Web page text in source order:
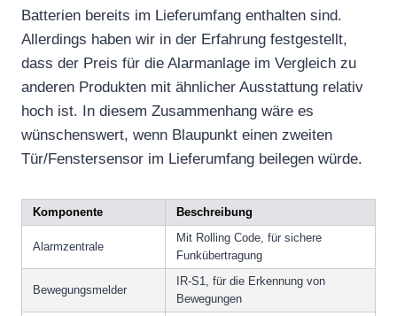
Batterien bereits im Lieferumfang enthalten sind.
Allerdings haben wir in der Erfahrung festgestellt,
dass der Preis für die Alarmanlage im Vergleich zu
anderen Produkten mit ähnlicher Ausstattung relativ
hoch ist. In diesem Zusammenhang wäre es
wünschenswert, wenn Blaupunkt einen zweiten
Tür/Fenstersensor im Lieferumfang beilegen würde.
Komponente Beschreibung
Alarmzentrale
Mit Rolling Code, für sichere
Funkübertragung
Bewegungsmelder
IR-S1, für die Erkennung von
Bewegungen